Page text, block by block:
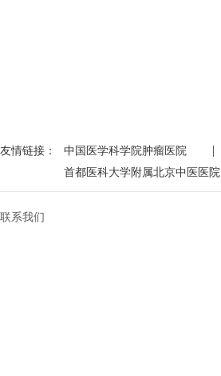
友情链接： 中国医学科学院肿瘤医院 |
首都医科大学附属北京中医医院
联系我们